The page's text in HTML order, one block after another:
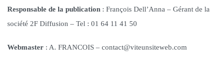
Responsable de la publication : François Dell’Anna – Gérant de la
société 2F Diffusion – Tel : 01 64 11 41 50
Webmaster : A. FRANCOIS – contact@viteunsiteweb.com